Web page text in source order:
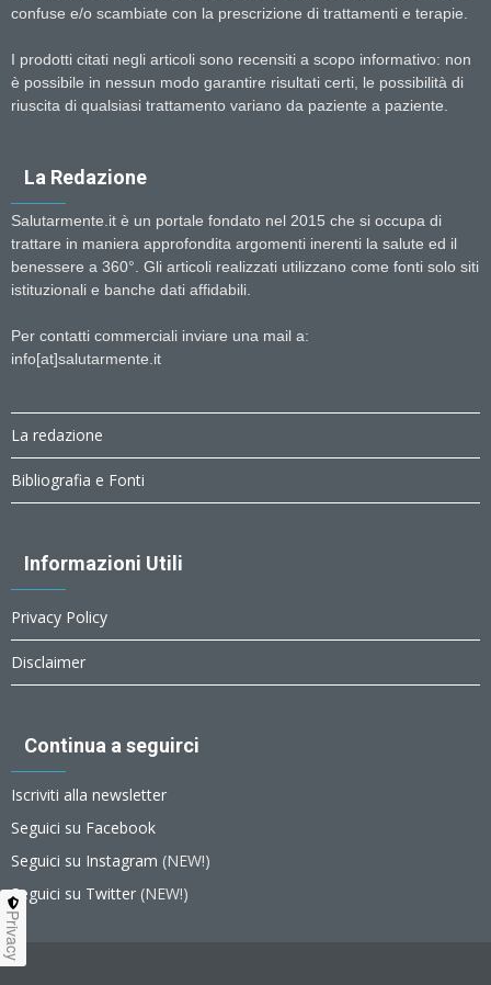
confuse e/o scambiate con la prescrizione di trattamenti e terapie.
I prodotti citati negli articoli sono recensiti a scopo informativo: non
è possibile in nessun modo garantire risultati certi, le possibilità di
riuscita di qualsiasi trattamento variano da paziente a paziente.
La Redazione
Salutarmente.it è un portale fondato nel 2015 che si occupa di
trattare in maniera approfondita argomenti inerenti la salute ed il
benessere a 360°. Gli articoli realizzati utilizzano come fonti solo siti
istituzionali e banche dati affidabili.
Per contatti commerciali inviare una mail a:
info[at]salutarmente.it
La redazione
Bibliografia e Fonti
Informazioni Utili
Privacy Policy
Disclaimer
Continua a seguirci
Iscriviti alla newsletter
Seguici su Facebook
Seguici su Instagram (NEW!)
Seguici su Twitter (NEW!)
Privacy